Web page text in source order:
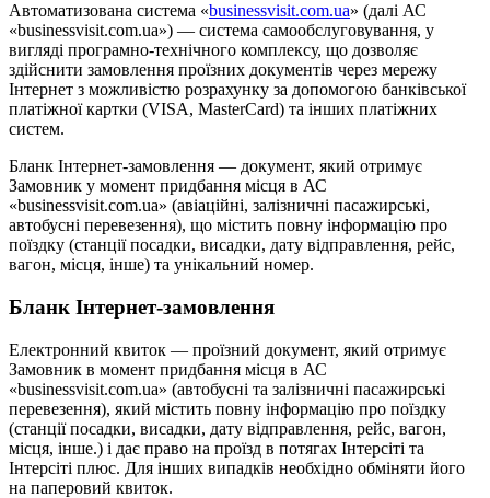
Автоматизована система «businessvisit.com.ua» (далі АС
«businessvisit.com.ua») — система самообслуговування, у
вигляді програмно-технічного комплексу, що дозволяє
здійснити замовлення проїзних документів через мережу
Інтернет з можливістю розрахунку за допомогою банківської
платіжної картки (VISA, MasterCard) та інших платіжних
систем.
Бланк Інтернет-замовлення — документ, який отримує
Замовник у момент придбання місця в АС
«businessvisit.com.ua» (авіаційні, залізничні пасажирські,
автобусні перевезення), що містить повну інформацію про
поїздку (станції посадки, висадки, дату відправлення, рейс,
вагон, місця, інше) та унікальний номер.
Бланк Інтернет-замовлення
Електронний квиток — проїзний документ, який отримує
Замовник в момент придбання місця в АС
«businessvisit.com.ua» (автобусні та залізничні пасажирські
перевезення), який містить повну інформацію про поїздку
(станції посадки, висадки, дату відправлення, рейс, вагон,
місця, інше.) і дає право на проїзд в потягах Інтерсіті та
Інтерсіті плюс. Для інших випадків необхідно обміняти його
на паперовий квиток.